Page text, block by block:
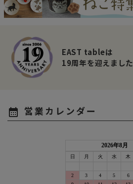
EAST tableは
19周年を迎えました
calendar_month 営業カレンダー